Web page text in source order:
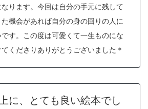
ります。今回は自分の手元に残して
機会があれば自分の身の回りの人に
す。この度は可愛くて一生ものにな
くださりありがとうございました＊
に、とても良い絵本でし